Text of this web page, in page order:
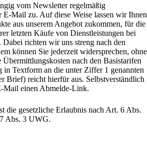
vom Newsletter regelmäßig
E-Mail zu. Auf diese Weise lassen wir Ihnen
aus unserem Angebot zukommen, für die
letzten Käufe von Dienstleistungen bei
Dabei richten wir uns streng nach den
können Sie jederzeit widersprechen, ohne
Übermittlungskosten nach den Basistarifen
in Textform an die unter Ziffer 1 genannten
Brief) reicht hierfür aus. Selbstverständlich
Mail einen Abmelde-Link.
die gesetzliche Erlaubnis nach Art. 6 Abs.
Abs. 3 UWG.